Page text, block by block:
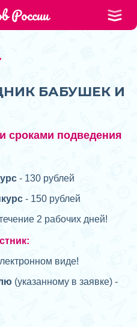
России
БАБУШЕК И
сроками подведения
- 130 рублей
- 150 рублей
2 рабочих дней!
виде!
(указанному в заявке) -